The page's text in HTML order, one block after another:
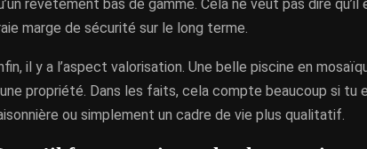
revêtement bas de gamme. Cela ne veut pas dire
marge de sécurité sur le long terme.
il y a l’aspect valorisation. Une belle piscine en
propriété. Dans les faits, cela compte beaucoup si tu
ou simplement un cadre de vie plus qualitatif.